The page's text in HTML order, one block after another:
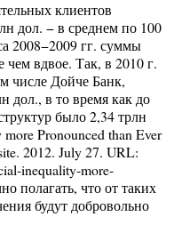
клиентов
дол. − в среднем по 100
2008−2009 гг. суммы
вдвое. Так, в 2010 г.
числе Дойче Банк,
дол., в то время как до
было 2,34 трлн
Pronounced than Ever
2012. July 27. URL:
inequality-more-
полагать, что от таких
будут добровольно